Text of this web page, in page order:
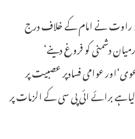
راوت نے امام کے خلاف درج
دشمنی کو فروغ دینے‘
عوامی فسادپر عصبیت پر
برائے ائی پی سی کے الزمات پر